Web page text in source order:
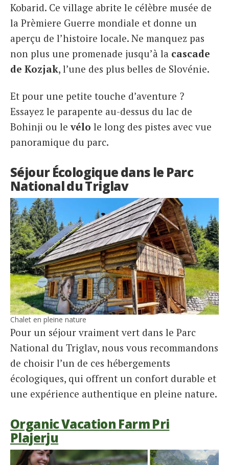
Kobarid. Ce village abrite le célèbre musée de
la Prèmiere Guerre mondiale et donne un
aperçu de l’histoire locale. Ne manquez pas
non plus une promenade jusqu’à la cascade
de Kozjak, l’une des plus belles de Slovénie.
Et pour une petite touche d’aventure ?
Essayez le parapente au-dessus du lac de
Bohinji ou levélo le long des pistes avec vue
panoramique du parc.
Séjour Écologique dans le Parc
National du Triglav
Chalet en pleine nature
Pour un séjour vraiment vert dans le Parc
National du Triglav, nous vous recommandons
de choisir l’un de ces hébergements
écologiques, qui offrent un confort durable et
une expérience authentique en pleine nature.
Organic Vacation Farm Pri
Plajerju